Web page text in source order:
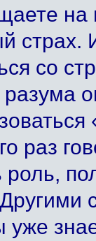
на
страх.
со
раз
роль,
уже